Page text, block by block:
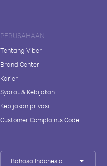
PERUSAHAAN
Tentang Viber
Brand Center
Karier
Syarat & Kebijakan
Kebijakan privasi
Customer Complaints Code
Bahasa Indonesia